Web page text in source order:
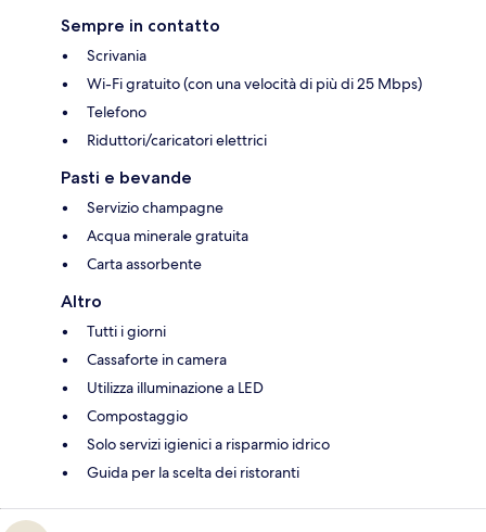
Sempre in contatto
Scrivania
Wi-Fi gratuito (con una velocità di più di 25 Mbps)
Telefono
Riduttori/caricatori elettrici
Pasti e bevande
Servizio champagne
Acqua minerale gratuita
Carta assorbente
Altro
Tutti i giorni
Cassaforte in camera
Utilizza illuminazione a LED
Compostaggio
Solo servizi igienici a risparmio idrico
Guida per la scelta dei ristoranti